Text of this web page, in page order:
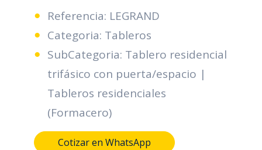
Referencia: LEGRAND
Categoria: Tableros
SubCategoria: Tablero residencial
trifásico con puerta/espacio |
Tableros residenciales
(Formacero)
Cotizar en WhatsApp